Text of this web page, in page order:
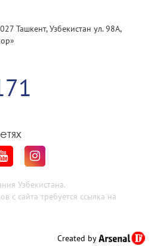
Ташкент, Узбекистан ул. 98А,
Узбекистана.
с сайта требуется ссылка на
Created by